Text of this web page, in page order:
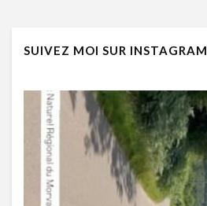
SUIVEZ MOI SUR INSTAGRAM